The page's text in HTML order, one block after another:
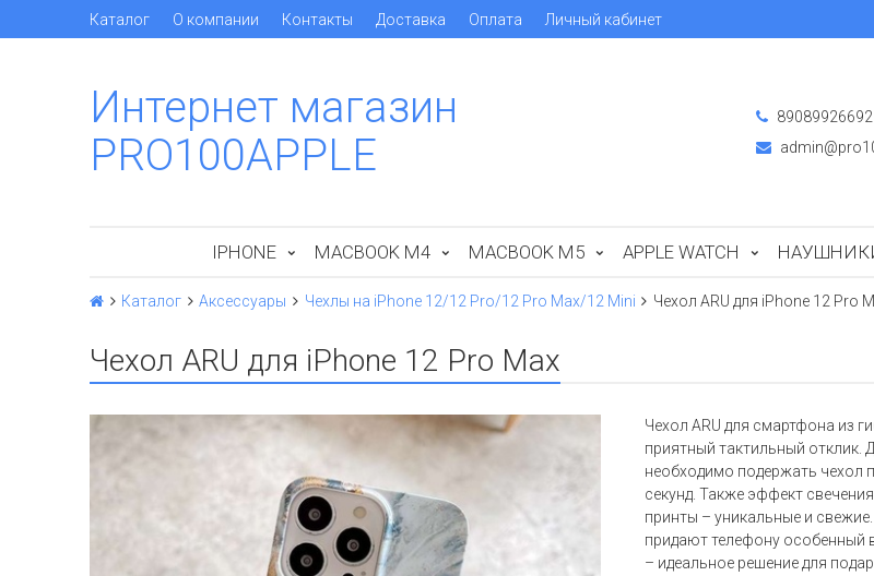
Каталог О компании Контакты Доставка Оплата Личный кабинет
Интернет магазин
PRO100APPLE
89089926692
IPHONE MACBOOK M4 MACBOOK M5 APPLE WATCH
Каталог Аксессуары Чехлы на iPhone 12/12 Pro/12 Pro Max/12 Mini Чехол ARU для iPhone 12 Pro
Чехол ARU для iPhone 12 Pro Max
Чехол ARU для смартфона из
приятный тактильный отклик.
необходимо подержать чехол
секунд. Также эффект
принты – уникальные и
придают телефону особенный
– идеальное решение для